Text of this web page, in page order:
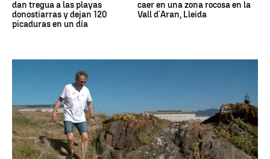
dan tregua a las playas
donostiarras y dejan 120
picaduras en un día
caer en una zona rocosa en la
Vall d´Aran, Lleida